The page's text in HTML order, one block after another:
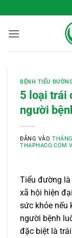
qua
nội
BỆNH TIỂU
5 loại trái
người
ĐĂNG VÀO
Tiểu đường là
xã hội hiện
sức khỏe nếu
người bệnh
đặc biệt là